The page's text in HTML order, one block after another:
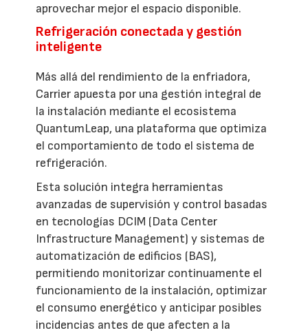
aprovechar mejor el espacio disponible.
Refrigeración conectada y gestión
inteligente
Más allá del rendimiento de la enfriadora,
Carrier apuesta por una gestión integral de
la instalación mediante el ecosistema
QuantumLeap, una plataforma que optimiza
el comportamiento de todo el sistema de
refrigeración.
Esta solución integra herramientas
avanzadas de supervisión y control basadas
en tecnologías DCIM (Data Center
Infrastructure Management) y sistemas de
automatización de edificios (BAS),
permitiendo monitorizar continuamente el
funcionamiento de la instalación, optimizar
el consumo energético y anticipar posibles
incidencias antes de que afecten a la